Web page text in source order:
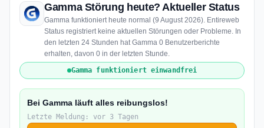
Gamma Störung heute? Aktueller Status
Gamma funktioniert heute normal (9 August 2026). Entireweb
Status registriert keine aktuellen Störungen oder Probleme. In
den letzten 24 Stunden hat Gamma 0 Benutzerberichte
erhalten, davon 0 in der letzten Stunde.
Gamma funktioniert einwandfrei
Bei Gamma läuft alles reibungslos!
Letzte Meldung: vor 3 Tagen